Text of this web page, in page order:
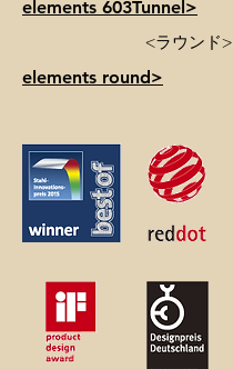
elements 603Tunnel>
<ラウンド>
elements round>